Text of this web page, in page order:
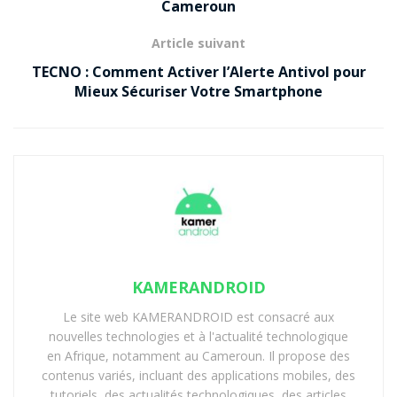
Cameroun
Article suivant
TECNO : Comment Activer l’Alerte Antivol pour
Mieux Sécuriser Votre Smartphone
KAMERANDROID
Le site web KAMERANDROID est consacré aux
nouvelles technologies et à l'actualité technologique
en Afrique, notamment au Cameroun. Il propose des
contenus variés, incluant des applications mobiles, des